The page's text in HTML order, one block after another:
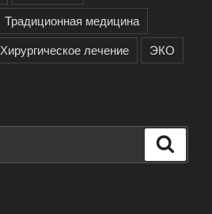
Традиционная медицина
Хирургическое лечение ЭКО